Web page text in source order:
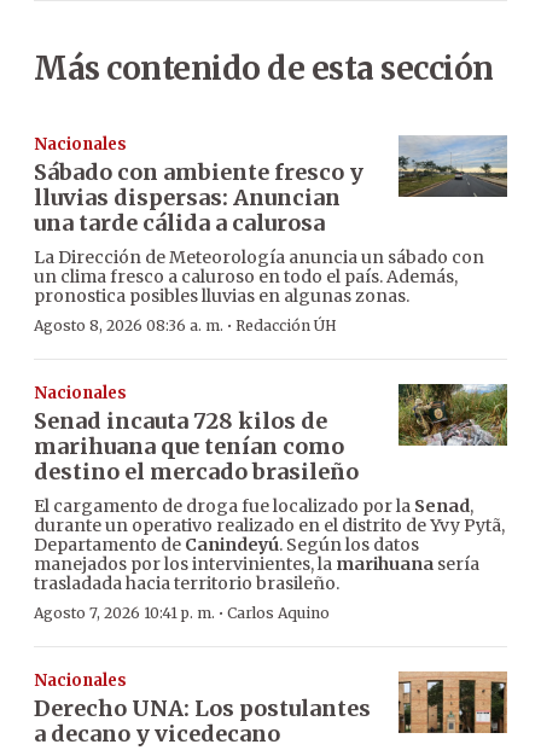
Más contenido de esta sección
Nacionales
Sábado con ambiente fresco y
lluvias dispersas: Anuncian
una tarde cálida a calurosa
La Dirección de Meteorología anuncia un sábado con
un clima fresco a caluroso en todo el país. Además,
pronostica posibles lluvias en algunas zonas.
Agosto 8, 2026 08:36 a. m. · Redacción ÚH
Nacionales
Senad incauta 728 kilos de
marihuana que tenían como
destino el mercado brasileño
El cargamento de droga fue localizado por la Senad,
durante un operativo realizado en el distrito de Yvy Pytã,
Departamento de Canindeyú. Según los datos
manejados por los intervinientes, la marihuana sería
trasladada hacia territorio brasileño.
Agosto 7, 2026 10:41 p. m. · Carlos Aquino
Nacionales
Derecho UNA: Los postulantes
a decano y vicedecano